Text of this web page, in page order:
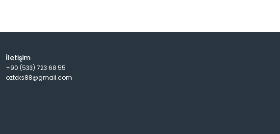
İletişim
+90 (533) 723 68 55
ozteks88@gmail.com